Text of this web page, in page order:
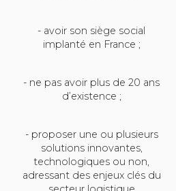
- avoir son siège social
implanté en France ;
- ne pas avoir plus de 20 ans
d’existence ;
- proposer une ou plusieurs
solutions innovantes,
technologiques ou non,
adressant des enjeux clés du